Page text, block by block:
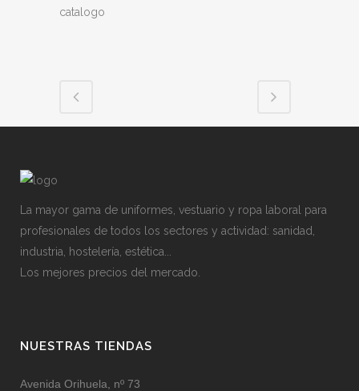
catalogo
La mayor gama de uniformes, vestuario y ropa laboral para
profesionales de todos los sectores y actividad: sanidad,
industria, hostelería, estética...
Los mejores precios del mercado.
NUESTRAS TIENDAS
Avenida Orihuela, nº 73